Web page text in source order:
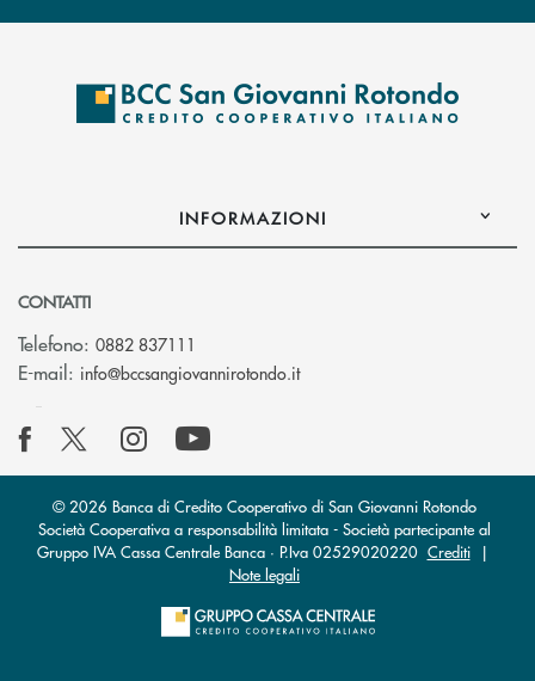
INFORMAZIONI
CONTATTI
Telefono: 0882 837111
E-mail: info@bccsangiovannirotondo.it(si apre l’app di posta
© 2026 Banca di Credito Cooperativo di San Giovanni Rotondo
Società Cooperativa a responsabilità limitata - Società partecipante al
Gruppo IVA Cassa Centrale Banca · P.Iva 02529020220 Crediti|
Note legali